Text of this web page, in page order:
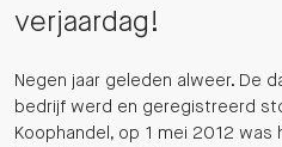
verjaardag!
Negen jaar geleden alweer. De
bedrijf werd en geregistreerd
Koophandel, op 1 mei 2012